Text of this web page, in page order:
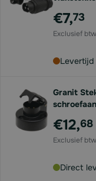
€7,73
Granit
€12,68
Direct